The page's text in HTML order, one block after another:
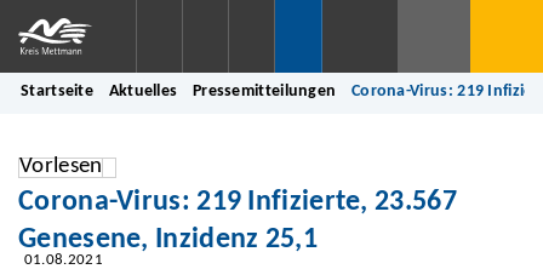
Startseite Aktuelles Pressemitteilungen Corona-Virus: 219
Vorlesen
Corona-Virus: 219 Infizierte, 23.567
Genesene, Inzidenz 25,1
01.08.2021